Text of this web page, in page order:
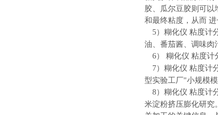
胶、瓜尔豆胶则可
和最终粘度，从而
5） 糊化仪 粘度计
油、番茄酱、调味肉
6） 糊化仪 粘度计
7） 糊化仪 粘度计
型实验工厂"小规模
8） 糊化仪 粘度计
米淀粉挤压膨化研究